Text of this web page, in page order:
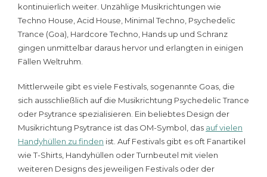
kontinuierlich weiter. Unzählige Musikrichtungen wie
Techno House, Acid House, Minimal Techno, Psychedelic
Trance (Goa), Hardcore Techno, Hands up und Schranz
gingen unmittelbar daraus hervor und erlangten in einigen
Fällen Weltruhm.
Mittlerweile gibt es viele Festivals, sogenannte Goas, die
sich ausschließlich auf die Musikrichtung Psychedelic Trance
oder Psytrance spezialisieren. Ein beliebtes Design der
Musikrichtung Psytrance ist das OM-Symbol, das auf vielen
Handyhüllen zu finden ist. Auf Festivals gibt es oft Fanartikel
wie T-Shirts, Handyhüllen oder Turnbeutel mit vielen
weiteren Designs des jeweiligen Festivals oder der